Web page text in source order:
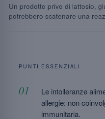
Un prodotto privo di lattosio,
potrebbero scatenare una
PUNTI ESSENZIALI
Le intolleranze
allergie: non
immunitaria.